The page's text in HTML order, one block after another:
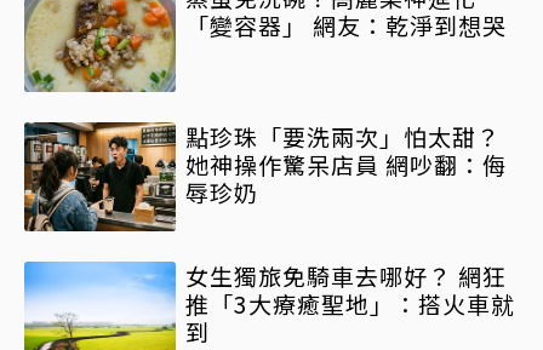
「變容器」 網友：乾淨到想哭
點珍珠「要洗兩次」怕太甜？
她神操作驚呆店員 網吵翻：侮
辱珍奶
女生獨旅免騎車去哪好？ 網狂
推「3大療癒聖地」：搭火車就
到